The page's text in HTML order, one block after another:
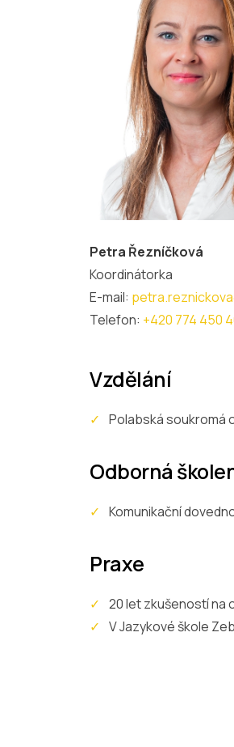
Petra Řezníčková
Koordinátorka
E-mail:
Telefon: +420 774 450
Vzdělání
Polabská soukromá
Odborná
Komunikační
Praxe
20 let zkušeností na
V Jazykové škole